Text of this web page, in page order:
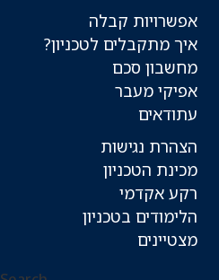
אפשרויות קבלה
איך מתקבלים לטכניון?
מחשבון סכם
אפיקי מעבר
עתודאים
הצהרת נגישות
מכינת הטכניון
רקע אקדמי
הלימודים בטכניון
מצטיינים